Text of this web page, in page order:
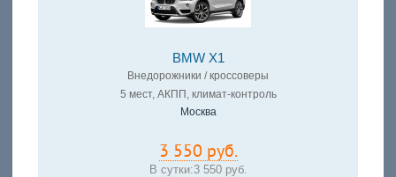
BMW X1
Внедорожники / кроссоверы
5 мест, АКПП, климат-контроль
Москва
3 550 руб.
В сутки:3 550 руб.